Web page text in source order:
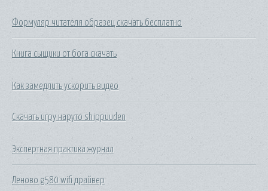
Формуляр читателя образец скачать бесплатно
Книга сыщики от бога скачать
Как замедлить ускорить видео
Скачать игру наруто shippuuden
Экспертная практика журнал
Леново g580 wifi драйвер